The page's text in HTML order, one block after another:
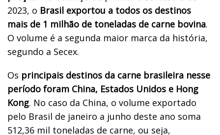
2023, o Brasil exportou a todos os destinos
mais de 1 milhão de toneladas de carne bovina.
O volume é a segunda maior marca da história,
segundo a Secex.
Os principais destinos da carne brasileira nesse
período foram China, Estados Unidos e Hong
Kong. No caso da China, o volume exportado
pelo Brasil de janeiro a junho deste ano soma
512,36 mil toneladas de carne, ou seja,